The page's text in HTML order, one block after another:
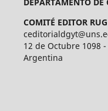
COMITÉ EDITOR RUG
12 de Octubre 1098 -
Argentina